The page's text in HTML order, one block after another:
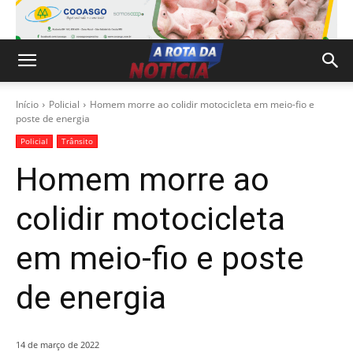
Início Policial
Homem morre ao colidir motocicleta em meio-fio e
poste de energia
Policial Trânsito
Homem morre ao
colidir motocicleta
em meio-fio e poste
de energia
14 de março de 2022